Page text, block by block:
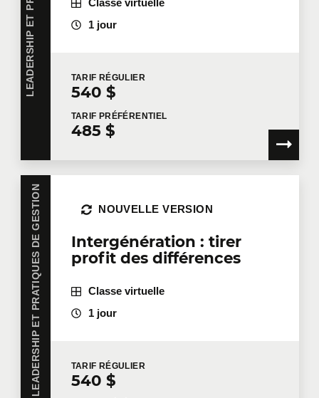
Classe virtuelle
1 jour
TARIF RÉGULIER
540 $
TARIF PRÉFÉRENTIEL
485 $
LEADERSHIP ET PRATIQUES DE GESTION
Intergénération : tirer
profit des différences
NOUVELLE VERSION
Classe virtuelle
1 jour
TARIF RÉGULIER
540 $